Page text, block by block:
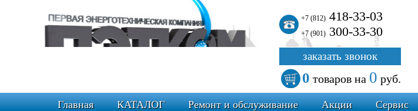
+7 (812)418-33-03
+7 (901)300-33-30
заказать звонок
0 товаровна 0 руб.
Главная КАТАЛОГ Ремонт и обслуживание Акции Сервис